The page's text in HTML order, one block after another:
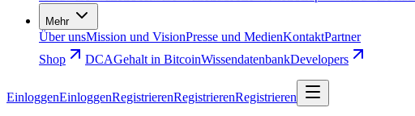
Mehr
Über unsMission und VisionPresse und MedienKontaktPartner
Shop
DCAGehalt in BitcoinWissendatenbankDevelopers
EinloggenEinloggenRegistrierenRegistrierenRegistrieren